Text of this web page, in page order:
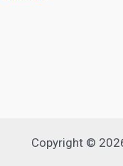
Copyright ©